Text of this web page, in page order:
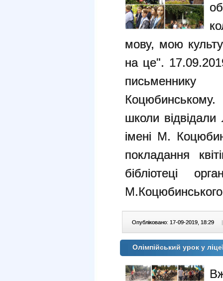
мову, мою
на це".
Коцюбинському.
школи відвідали
імені М.
покладання
бібліотеці
Опубліковано: 17-09-2019, 18:29 |
Олімпійський урок у